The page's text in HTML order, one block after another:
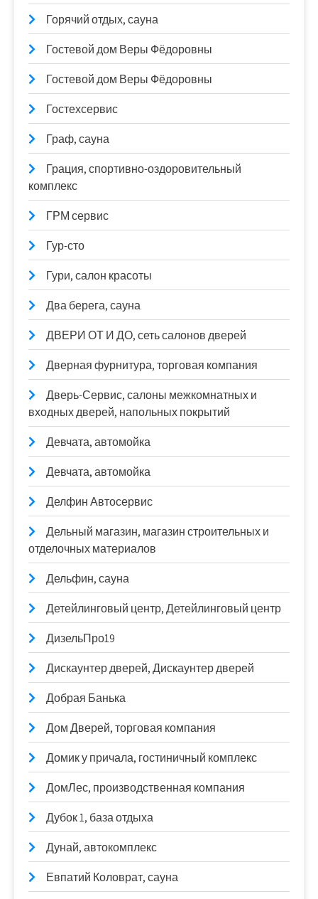
Горячий отдых, сауна
Гостевой дом Веры Фёдоровны
Гостевой дом Веры Фёдоровны
Гостехсервис
Граф, сауна
Грация, спортивно-оздоровительный
комплекс
ГРМ сервис
Гур-сто
Гури, салон красоты
Два берега, сауна
ДВЕРИ ОТ И ДО, сеть салонов дверей
Дверная фурнитура, торговая компания
Дверь-Сервис, салоны межкомнатных и
входных дверей, напольных покрытий
Девчата, автомойка
Девчата, автомойка
Делфин Автосервис
Дельный магазин, магазин строительных и
отделочных материалов
Дельфин, сауна
Детейлинговый центр, Детейлинговый центр
ДизельПро19
Дискаунтер дверей, Дискаунтер дверей
Добрая Банька
Дом Дверей, торговая компания
Домик у причала, гостиничный комплекс
ДомЛес, производственная компания
Дубок 1, база отдыха
Дунай, автокомплекс
Евпатий Коловрат, сауна